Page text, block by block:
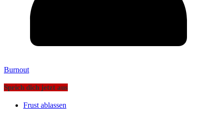
Burnout
Sprich dich jetzt aus
Frust ablassen